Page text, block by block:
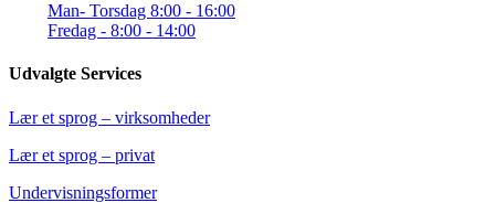
Man- Torsdag 8:00 - 16:00
Fredag - 8:00 - 14:00
Udvalgte Services
Lær et sprog – virksomheder
Lær et sprog – privat
Undervisningsformer